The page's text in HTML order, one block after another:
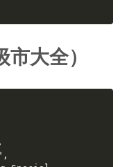
大全）